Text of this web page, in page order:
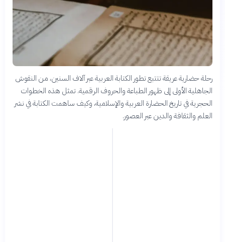
رحلة حضارية عريقة تتتبع تطور الكتابة العربية عبر آلاف السنين، من النقوش
الجاهلية الأولى إلى ظهور الطباعة والحروف الرقمية. تمثل هذه الخطوات
الحجرية في تاريخ الحضارة العربية والإسلامية، وكيف ساهمت الكتابة في نشر
العلم والثقافة والدين عبر العصور.